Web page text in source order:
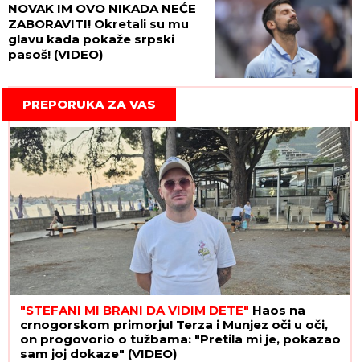
NOVAK IM OVO NIKADA NEĆE
ZABORAVITI! Okretali su mu
glavu kada pokaže srpski
pasoš! (VIDEO)
PREPORUKA ZA VAS
"STEFANI MI BRANI DA VIDIM DETE" Haos na
crnogorskom primorju! Terza i Munjez oči u oči,
on progovorio o tužbama: "Pretila mi je, pokazao
sam joj dokaze" (VIDEO)